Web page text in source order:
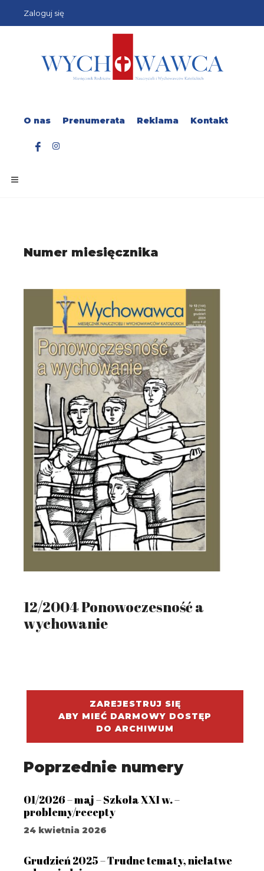
Zaloguj się
O nas Prenumerata Reklama Kontakt
Numer miesięcznika
12/2004 Ponowoczesność a
wychowanie
ZAREJESTRUJ SIĘ
ABY MIEĆ DARMOWY DOSTĘP
DO ARCHIWUM
Poprzednie numery
01/2026 – maj – Szkoła XXI w. –
problemy/recepty
24 kwietnia 2026
Grudzień 2025 – Trudne tematy, niełatwe